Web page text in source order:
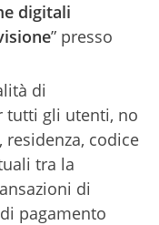
digitali
” presso
di
tutti gli utenti, no
codice
tra la
di
pagamento